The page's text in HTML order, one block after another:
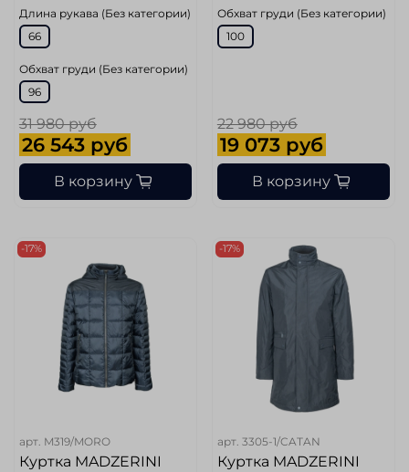
Длина рукава (Без категории)
66
Обхват груди (Без категории)
96
31 980 руб
26 543 руб
В корзину
Обхват груди (Без категории)
100
22 980 руб
19 073 руб
В корзину
-17%
арт. M319/MORO
Куртка MADZERINI
-17%
арт. 3305-1/CATAN
Куртка MADZERINI